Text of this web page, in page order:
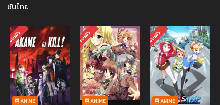
ซับไทย
จบแล้ว
ANIME
จบแล้ว
ANIME
จบแล้ว
ANIME